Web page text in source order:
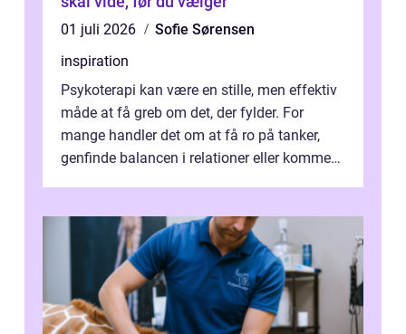
01 juli 2026
Sofie Sørensen
inspiration
Psykoterapi kan være en stille, men effektiv
måde at få greb om det, der fylder. For
mange handler det om at få ro på tanker,
genfinde balancen i relationer eller komme